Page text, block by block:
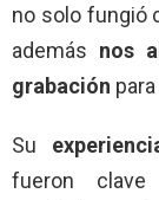
no solo fungió
además nos
grabación
Su
fueron